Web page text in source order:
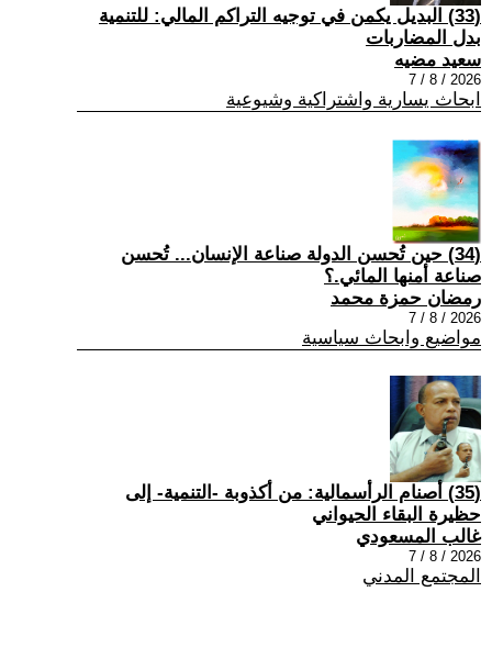
(33) البديل يكمن في توجيه التراكم المالي: للتنمية
بدل المضاربات
سعيد مضيه
2026 / 8 / 7
ابحاث يسارية واشتراكية وشيوعية
(34) حين تُحسن الدولة صناعة الإنسان... تُحسن
صناعة أمنها المائي.؟
رمضان حمزة محمد
2026 / 8 / 7
مواضيع وابحاث سياسية
(35) أصنام الرأسمالية: من أكذوبة -التنمية- إلى
حظيرة البقاء الحيواني
غالب المسعودي
2026 / 8 / 7
المجتمع المدني